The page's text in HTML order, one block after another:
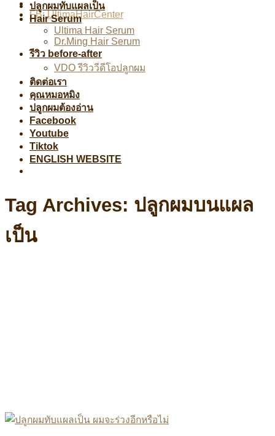
FB: UltimaHairCenter
ปลูกผมทับแผลเป็น
Hair Serum
Ultima Hair Serum
Dr.Ming Hair Serum
รีวิว before-after
VDO รีวิววีดีโอปลูกผม
ติดต่อเรา
คุณหมอหมิง
ปลูกผมต้องอ่าน
Facebook
Youtube
Tiktok
ENGLISH WEBSITE
Tag Archives: ปลูกผมบนแผล
เป็น